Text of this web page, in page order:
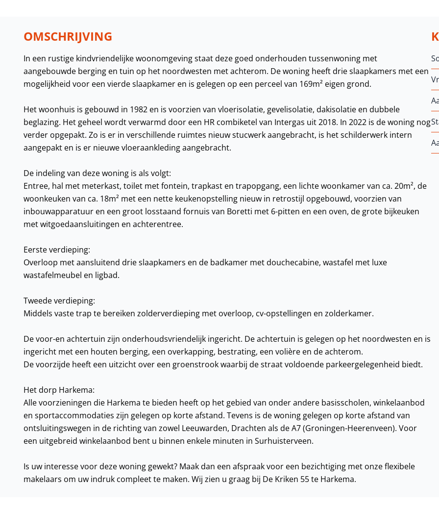
OMSCHRIJVING
In een rustige kindvriendelijke woonomgeving staat deze goed onderhouden tussenwoning met
aangebouwde berging en tuin op het noordwesten met achterom. De woning heeft drie slaapkamers met een
mogelijkheid voor een vierde slaapkamer en is gelegen op een perceel van 169m² eigen grond.
Het woonhuis is gebouwd in 1982 en is voorzien van vloerisolatie, gevelisolatie, dakisolatie en dubbele
beglazing. Het geheel wordt verwarmd door een HR combiketel van Intergas uit 2018. In 2022 is de woning nog
verder opgepakt. Zo is er in verschillende ruimtes nieuw stucwerk aangebracht, is het schilderwerk intern
aangepakt en is er nieuwe vloeraankleding aangebracht.
De indeling van deze woning is als volgt:
Entree, hal met meterkast, toilet met fontein, trapkast en trapopgang, een lichte woonkamer van ca. 20m², de
woonkeuken van ca. 18m² met een nette keukenopstelling nieuw in retrostijl opgebouwd, voorzien van
inbouwapparatuur en een groot losstaand fornuis van Boretti met 6-pitten en een oven, de grote bijkeuken
met witgoedaansluitingen en achterentree.
Eerste verdieping:
Overloop met aansluitend drie slaapkamers en de badkamer met douchecabine, wastafel met luxe
wastafelmeubel en ligbad.
Tweede verdieping:
Middels vaste trap te bereiken zolderverdieping met overloop, cv-opstellingen en zolderkamer.
De voor-en achtertuin zijn onderhoudsvriendelijk ingericht. De achtertuin is gelegen op het noordwesten en is
ingericht met een houten berging, een overkapping, bestrating, een volière en de achterom.
De voorzijde heeft een uitzicht over een groenstrook waarbij de straat voldoende parkeergelegenheid biedt.
Het dorp Harkema:
Alle voorzieningen die Harkema te bieden heeft op het gebied van onder andere basisscholen, winkelaanbod
en sportaccommodaties zijn gelegen op korte afstand. Tevens is de woning gelegen op korte afstand van
ontsluitingswegen in de richting van zowel Leeuwarden, Drachten als de A7 (Groningen-Heerenveen). Voor
een uitgebreid winkelaanbod bent u binnen enkele minuten in Surhuisterveen.
Is uw interesse voor deze woning gewekt? Maak dan een afspraak voor een bezichtiging met onze flexibele
makelaars om uw indruk compleet te maken. Wij zien u graag bij De Kriken 55 te Harkema.